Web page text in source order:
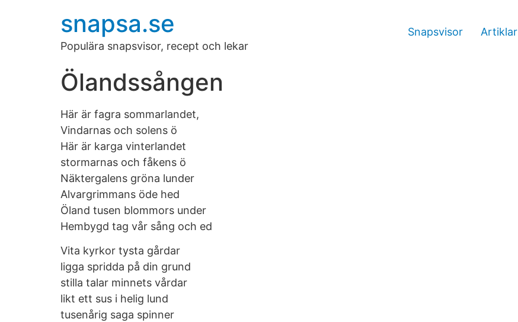
snapsa.se
Populära snapsvisor, recept och lekar
Snapsvisor Artiklar
Ölandssången
Här är fagra sommarlandet,
Vindarnas och solens ö
Här är karga vinterlandet
stormarnas och fåkens ö
Näktergalens gröna lunder
Alvargrimmans öde hed
Öland tusen blommors under
Hembygd tag vår sång och ed
Vita kyrkor tysta gårdar
ligga spridda på din grund
stilla talar minnets vårdar
likt ett sus i helig lund
tusenårig saga spinner